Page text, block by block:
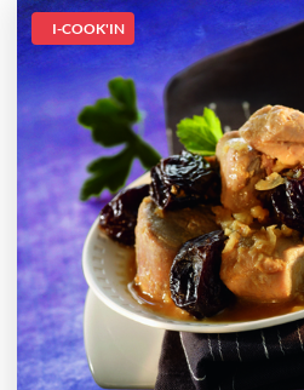
I-COOK'IN